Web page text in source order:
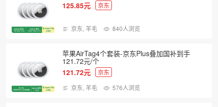
125.85元
京东
京东, 羊毛 840人浏览
苹果AirTag4个套装-京东Plus叠加国补到手
121.72元/个
121.72元
京东
京东, 羊毛 576人浏览